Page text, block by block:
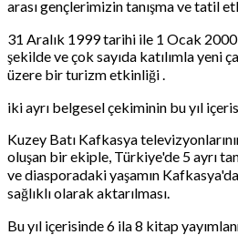
arası gençlerimizin tanışma ve tatil
31 Aralık 1999 tarihi ile 1 Ocak
şekilde ve çok sayıda katılımla yeni
üzere bir turizm etkinliği .
iki ayrı belgesel çekiminin bu yıl
Kuzey Batı Kafkasya
oluşan bir ekiple, Türkiye'de 5 ayrı
ve diasporadaki yaşamın
sağlıklı olarak aktarılması.
Bu yıl içerisinde 6 ila 8 kitap